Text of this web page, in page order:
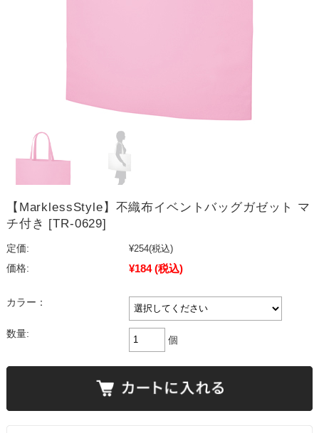
【MarklessStyle】不織布イベントバッグガゼット マ
チ付き [TR-0629]
定価: ¥254(税込)
価格:
¥184 (税込)
カラー：
数量:
個